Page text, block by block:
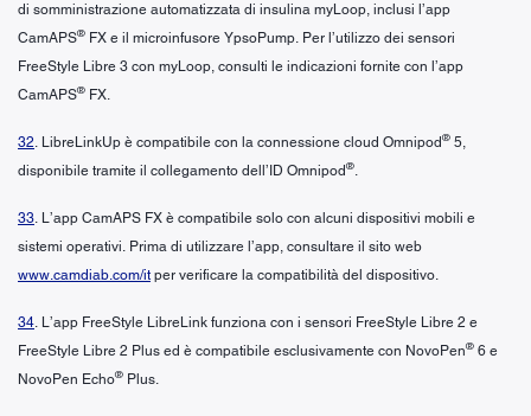
di somministrazione automatizzata di insulina myLoop, inclusi l’app
CamAPS® FX e il microinfusore YpsoPump. Per l’utilizzo dei sensori
FreeStyle Libre 3 con myLoop, consulti le indicazioni fornite con l’app
CamAPS® FX.
32. LibreLinkUp è compatibile con la connessione cloud Omnipod® 5,
disponibile tramite il collegamento dell’ID Omnipod®.
33. L’app CamAPS FX è compatibile solo con alcuni dispositivi mobili e
sistemi operativi. Prima di utilizzare l’app, consultare il sito web
www.camdiab.com/it per verificare la compatibilità del dispositivo.
34. L’app FreeStyle LibreLink funziona con i sensori FreeStyle Libre 2 e
FreeStyle Libre 2 Plus ed è compatibile esclusivamente con NovoPen® 6 e
NovoPen Echo® Plus.